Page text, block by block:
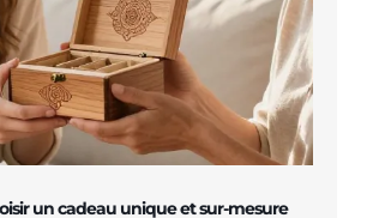
un cadeau unique et sur-mesure